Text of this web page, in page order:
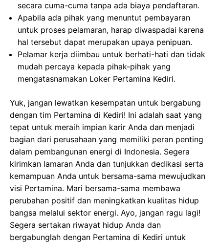
secara cuma-cuma tanpa ada biaya pendaftaran.
Apabila ada pihak yang menuntut pembayaran
untuk proses pelamaran, harap diwaspadai karena
hal tersebut dapat merupakan upaya penipuan.
Pelamar kerja diimbau untuk berhati-hati dan tidak
mudah percaya kepada pihak-pihak yang
mengatasnamakan Loker Pertamina Kediri.
Yuk, jangan lewatkan kesempatan untuk bergabung
dengan tim Pertamina di Kediri! Ini adalah saat yang
tepat untuk meraih impian karir Anda dan menjadi
bagian dari perusahaan yang memiliki peran penting
dalam pembangunan energi di Indonesia. Segera
kirimkan lamaran Anda dan tunjukkan dedikasi serta
kemampuan Anda untuk bersama-sama mewujudkan
visi Pertamina. Mari bersama-sama membawa
perubahan positif dan meningkatkan kualitas hidup
bangsa melalui sektor energi. Ayo, jangan ragu lagi!
Segera sertakan riwayat hidup Anda dan
bergabunglah dengan Pertamina di Kediri untuk